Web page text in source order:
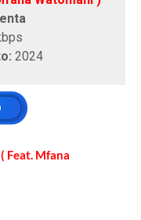
2024
Feat. Mfana